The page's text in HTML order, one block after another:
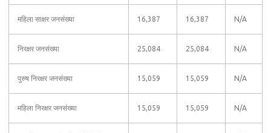
महिला साक्षर जनसंख्या 16,387 16,387 N/A
निरक्षर जनसंख्या 25,084 25,084 N/A
पुरुष निरक्षर जनसंख्या 15,059 15,059 N/A
महिला निरक्षर जनसंख्या 15,059 15,059 N/A